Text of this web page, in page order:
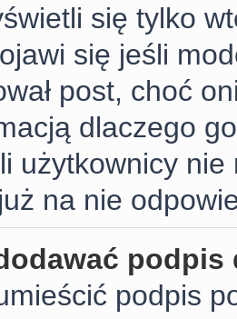
się tylko
się jeśli
post, choć
dlaczego
użytkownicy
na nie
podpis